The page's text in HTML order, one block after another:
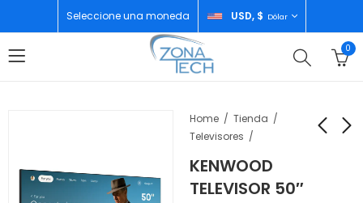
Seleccione una moneda USD, $ Dólar
0
Home
Tienda
Televisores
KENWOOD
TELEVISOR 50″
4GB/256GB BLACK
4GB/64GB LTE 10"